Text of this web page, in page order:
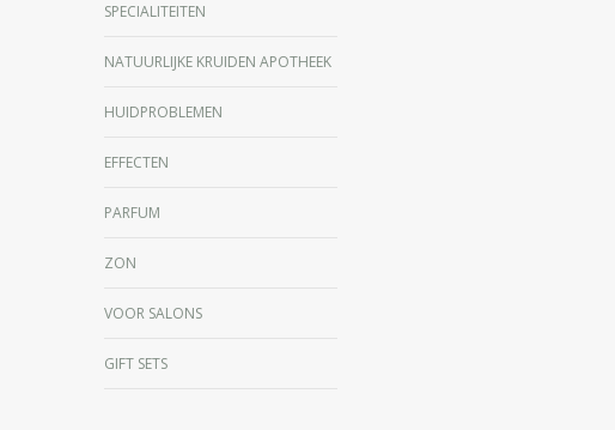
SPECIALITEITEN
NATUURLIJKE KRUIDEN APOTHEEK
HUIDPROBLEMEN
EFFECTEN
PARFUM
ZON
VOOR SALONS
GIFT SETS